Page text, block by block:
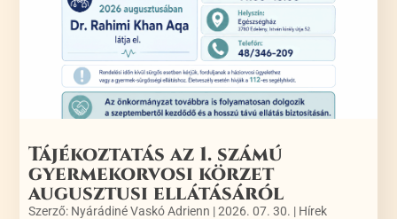
Tájékoztatás az 1. számú
gyermekorvosi körzet
augusztusi ellátásáról
Szerző: Nyárádiné Vaskó Adrienn |2026. 07. 30. | Hírek